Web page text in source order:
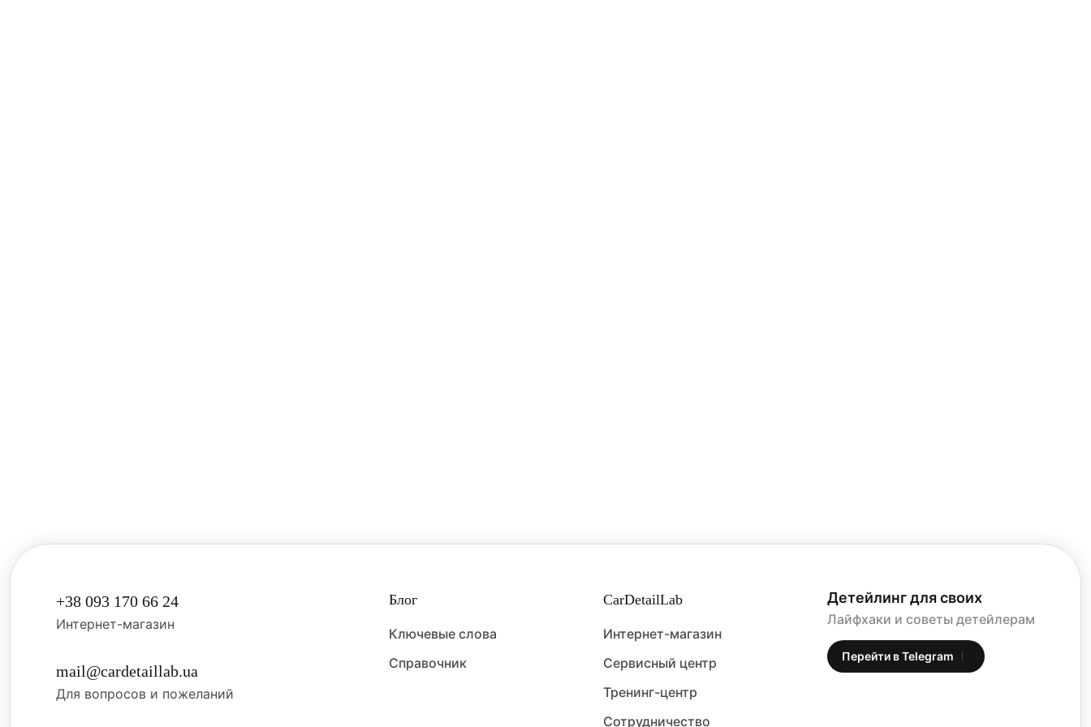
+38 093 170 66 24
Интернет-магазин
mail@cardetaillab.ua
Для вопросов и пожеланий
Блог
Ключевые слова
Справочник
CarDetailLab
Интернет-магазин
Сервисный центр
Тренинг-центр
Сотрудничество
Детейлинг для своих
Лайфхаки и советы детейлерам
Перейти в Telegram